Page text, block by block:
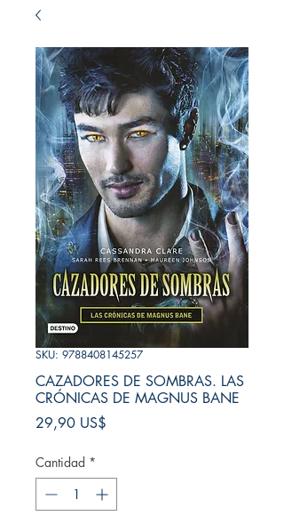
SKU: 9788408145257
CAZADORES DE SOMBRAS. LAS
CRÓNICAS DE MAGNUS BANE
29,90 US$
Cantidad *